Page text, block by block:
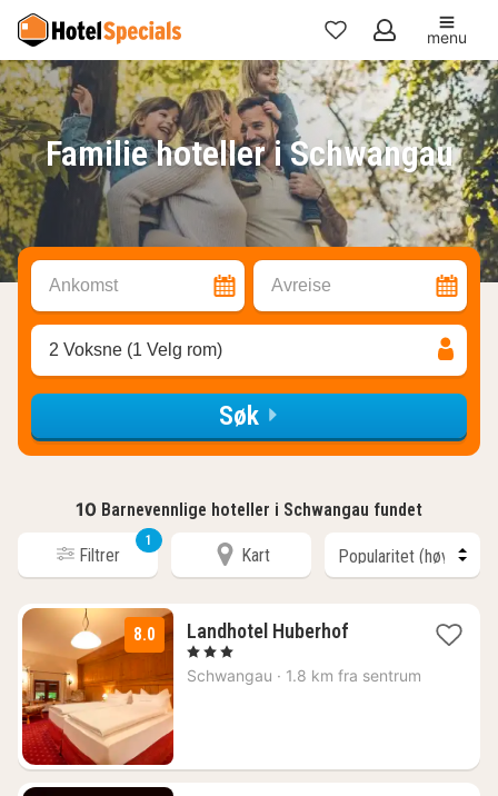
Mine
favoritter
menu
Familie hoteller i Schwangau
Ankomst Avreise
2 Voksne (1 Velg rom)
Søk
10 Barnevennlige hoteller i Schwangau fundet
Filtrer
1
Kart
8.0 Landhotel Huberhof2
fra
, 3 Stjerner
Schwangau · 1.8 km fra sentrum